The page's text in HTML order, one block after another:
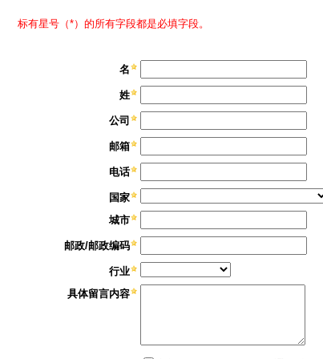
标有星号（*）的所有字段都是必填字段。
名
姓
公司
邮箱
电话
国家
城市
邮政/邮政编码
行业
具体留言内容